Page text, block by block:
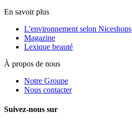
En savoir plus
L'environnement selon Niceshops
Magazine
Lexique beauté
À propos de nous
Notre Groupe
Nous contacter
Suivez-nous sur